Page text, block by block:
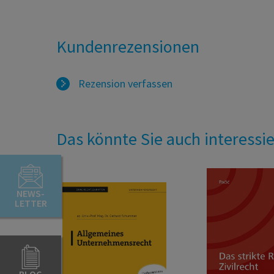
NEWS-
LETTER
Kundenrezensionen
Rezension verfassen
Das könnte Sie auch